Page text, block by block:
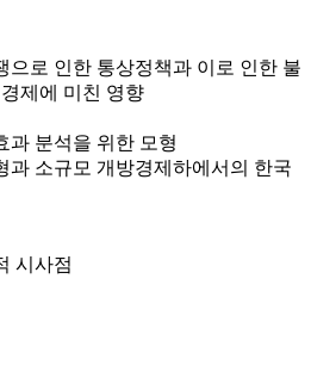
으로 인한 통상정책과 이로 인한 불
제에 미친 영향
과 분석을 위한 모형
과 소규모 개방경제하에서의 한국
시사점